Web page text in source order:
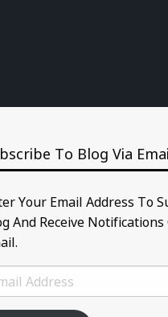
To Blog Via
Your Email Address To
And Receive